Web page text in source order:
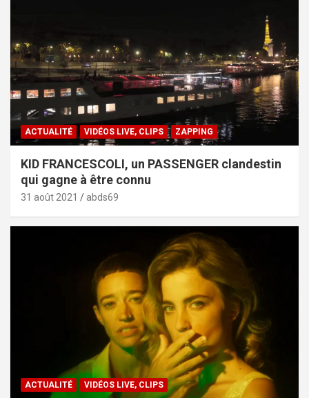
ACTUALITÉ VIDÉOS LIVE, CLIPS ZAPPING
KID FRANCESCOLI, un PASSENGER clandestin
qui gagne à être connu
31 août 2021 abds69
ACTUALITÉ VIDÉOS LIVE, CLIPS